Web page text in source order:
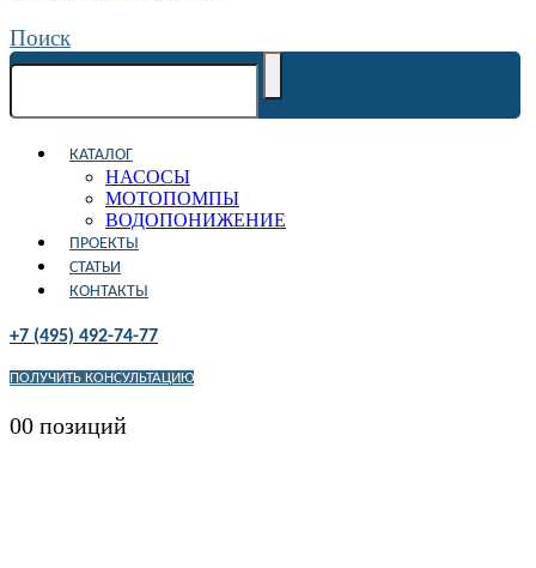
Поиск
КАТАЛОГ
НАСОСЫ
МОТОПОМПЫ
ВОДОПОНИЖЕНИЕ
ПРОЕКТЫ
СТАТЬИ
КОНТАКТЫ
+7 (495) 492-74-77
ПОЛУЧИТЬ КОНСУЛЬТАЦИЮ
00 позиций